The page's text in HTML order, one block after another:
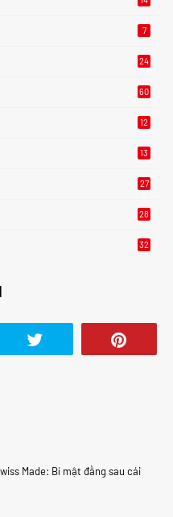
7
24
60
12
13
27
28
32
Made: Bí mật đằng sau cái